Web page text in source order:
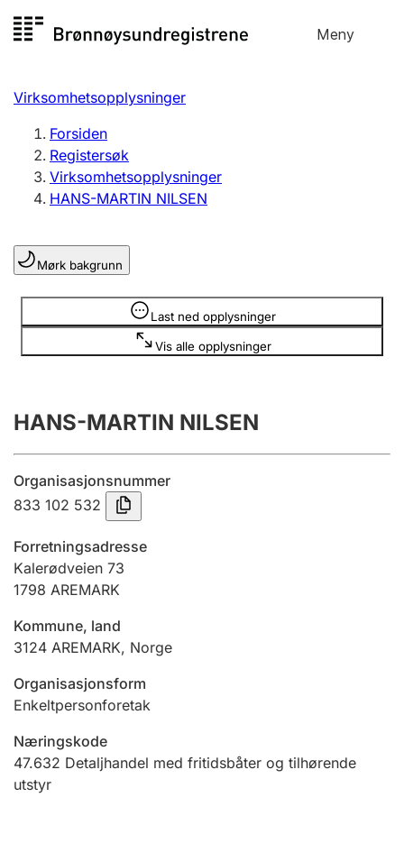
til
Meny
Registersøk
Aksjeselskap
Enkeltpersonforetak
Registrere, endre, slette
Lag og forening
Registrere, endre, slette
Årsregnskap
Innsending og forsinkelsesgebyr
Tinglysing
Jeger
Ektepaktveileder
Offentlig sektor
Virksomhetsopplysninger
Forsiden
Registersøk
Virksomhetsopplysninger
HANS-MARTIN NILSEN
Mørk bakgrunn
Last ned opplysninger
Vis alle opplysninger
Opplysninger er skjult
HANS-MARTIN NILSEN
Organisasjonsnummer
833 102 532
Forretningsadresse
Kalerødveien 73
1798 AREMARK
Kommune, land
3124 AREMARK, Norge
Organisasjonsform
Enkeltpersonforetak
Næringskode
47.632 Detaljhandel med fritidsbåter og tilhørende
utstyr